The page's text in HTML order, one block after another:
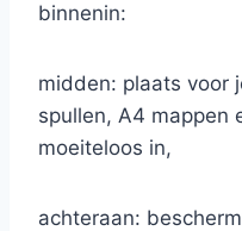
binnenin:
midden: plaats voor
spullen, A4 mappen
moeiteloos in,
achteraan: